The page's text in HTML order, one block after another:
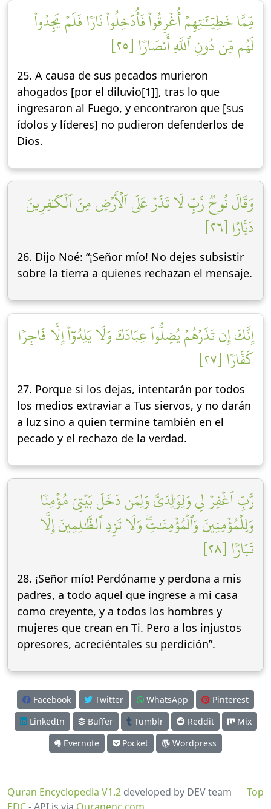
مِّمَّا خَطِيٓـَٰٔتِهِمۡ أُغۡرِقُواْ فَأُدۡخِلُواْ نَارٗا فَلَمۡ يَجِدُواْ
لَهُم مِّن دُونِ ٱللَّهِ أَنصَارٗا [٢٥]
25. A causa de sus pecados murieron
ahogados [por el diluvio[1]], tras lo que
ingresaron al Fuego, y encontraron que [sus
ídolos y líderes] no pudieron defenderlos de
Dios.
وَقَالَ نُوحٞ رَّبِّ لَا تَذَرۡ عَلَى ٱلۡأَرۡضِ مِنَ ٱلۡكَٰفِرِينَ
دَيَّارًا [٢٦]
26. Dijo Noé: “¡Señor mío! No dejes subsistir
sobre la tierra a quienes rechazan el mensaje.
إِنَّكَ إِن تَذَرۡهُمۡ يُضِلُّواْ عِبَادَكَ وَلَا يَلِدُوٓاْ إِلَّا فَاجِرٗا
كَفَّارٗا [٢٧]
27. Porque si los dejas, intentarán por todos
los medios extraviar a Tus siervos, y no darán
a luz sino a quien termine también en el
pecado y el rechazo de la verdad.
رَّبِّ ٱغۡفِرۡ لِي وَلِوَٰلِدَيَّ وَلِمَن دَخَلَ بَيۡتِيَ مُؤۡمِنٗا
وَلِلۡمُؤۡمِنِينَ وَٱلۡمُؤۡمِنَٰتِۖ وَلَا تَزِدِ ٱلظَّٰلِمِينَ إِلَّا
تَبَارَۢا [٢٨]
28. ¡Señor mío! Perdóname y perdona a mis
padres, a todo aquel que ingrese a mi casa
como creyente, y a todos los hombres y
mujeres que crean en Ti. Pero a los injustos
opresores, acreciéntales su perdición”.
Facebook Twitter WhatsApp
Pinterest
LinkedIn
Buffer Tumblr Reddit
Mix
Evernote
Pocket Wordpress
Top
Quran Encyclopedia V1.2 developed by DEV team